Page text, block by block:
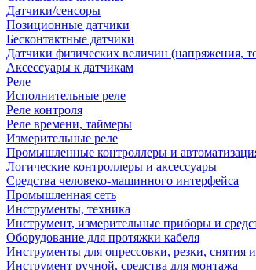
Датчики/сенсоры
Позиционные датчики
Бесконтактные датчики
Датчики физических величин (напряжения,
Аксессуары к датчикам
Реле
Исполнительные реле
Реле контроля
Реле времени, таймеры
Измерительные реле
Промышленные контроллеры и
Логические контроллеры и аксессуары
Средства человеко-машинного интерфейса
Промышленная сеть
Инструменты, техника
Инструмент, измерительные приборы и
Оборудование для протяжки кабеля
Инструменты для опрессовки, резки, снятия
Инструмент ручной, средства для монтажа